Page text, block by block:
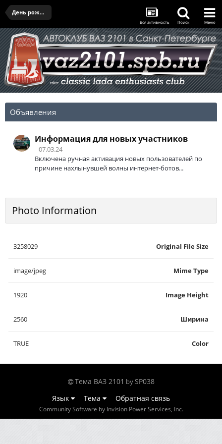
День рождения клуба - 28.03.2026
Вся активность Поиск Меню
Объявления
Информация для новых участников
07.03.24
Включена ручная активация новых пользователей по
причине нахлынувшей волны интернет-ботов...
Photo Information
Original File Size
3258029
Mime Type
image/jpeg
Image Height
1920
Ширина
2560
Color
TRUE
Тема ВАЗ 2101 by SP038
Язык
Тема Обратная связь
Community Software by Invision Power Services, Inc.